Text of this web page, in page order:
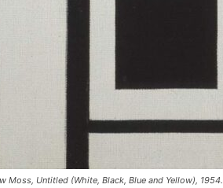
Moss, Untitled(White, Black, Blue and Yellow), 1954.